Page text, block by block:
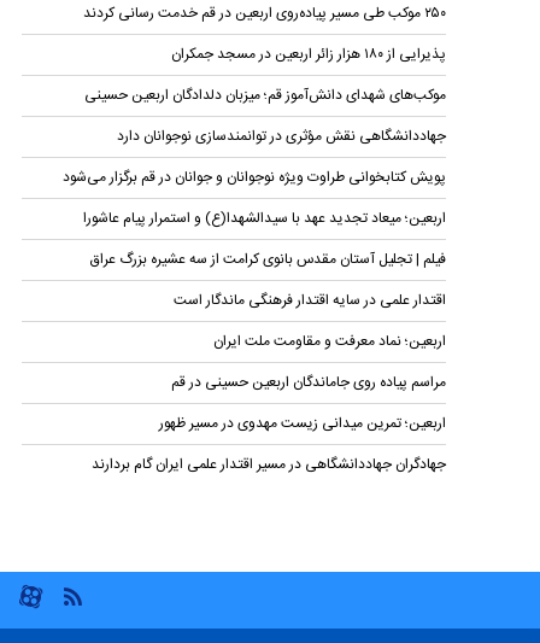
۲۵۰ موکب طی مسیر پیاده‌روی اربعین در قم خدمت رسانی کردند
پذیرایی از ۱۸۰ هزار زائر اربعین در مسجد جمکران
موکب‌های شهدای دانش‌آموز قم؛ میزبان دلدادگان اربعین حسینی
جهاددانشگاهی نقش مؤثری در توانمندسازی نوجوانان دارد
پویش کتابخوانی طراوت ویژه نوجوانان و جوانان در قم برگزار می‌شود
اربعین؛ میعاد تجدید عهد با سیدالشهدا(ع) و استمرار پیام عاشورا
فیلم | تجلیل آستان مقدس بانوی کرامت از سه عشیره بزرگ عراق
اقتدار علمی در سایه اقتدار فرهنگی ماندگار است
اربعین؛ نماد معرفت و مقاومت ملت ایران
مراسم پیاده روی جاماندگان اربعین حسینی در قم
اربعین؛ تمرین میدانی زیست مهدوی در مسیر ظهور
جهادگران جهاددانشگاهی در مسیر اقتدار علمی ایران گام بردارند